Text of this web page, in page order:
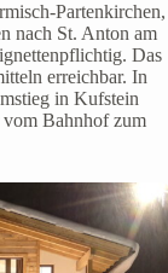
Partenkirchen,
nach St. Anton am
Das
erreichbar. In
in Kufstein
Bahnhof zum